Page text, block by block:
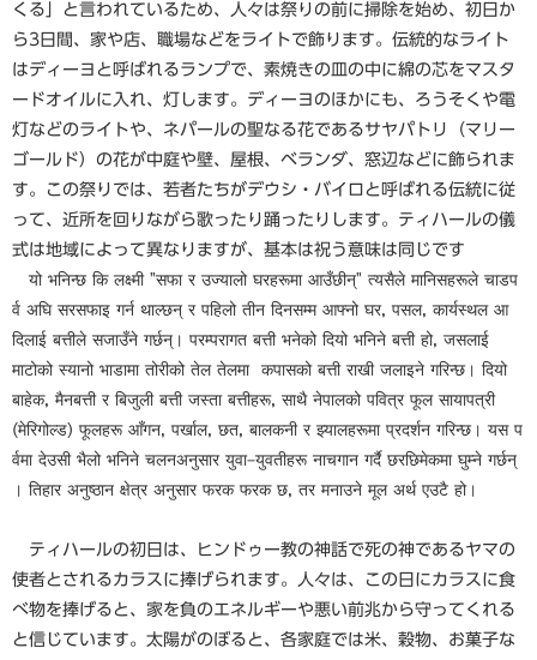
くる」と言われているため、人々は祭りの前に掃除を始め、初日か
ら3日間、家や店、職場などをライトで飾ります。伝統的なライト
はディーヨと呼ばれるランプで、素焼きの皿の中に綿の芯をマスタ
ードオイルに入れ、灯します。ディーヨのほかにも、ろうそくや電
灯などのライトや、ネパールの聖なる花であるサヤパトリ（マリー
ゴールド）の花が中庭や壁、屋根、ベランダ、窓辺などに飾られま
す。この祭りでは、若者たちがデウシ・バイロと呼ばれる伝統に従
って、近所を回りながら歌ったり踊ったりします。ティハールの儀
式は地域によって異なりますが、基本は祝う意味は同じです
यो भनिन्छ कि लक्ष्मी "सफा र उज्यालो घरहरूमा आउँछीन्" त्यसैले मानिसहरूले चाडप
र्व अघि सरसफाइ गर्न थाल्छन् र पहिलो तीन दिनसम्म आफ्नो घर, पसल, कार्यस्थल आ
दिलाई बत्तीले सजाउँने गर्छन्। परम्परागत बत्ती भनेको दियो भनिने बत्ती हो, जसलाई
माटोको स्यानो भाडामा तोरीको तेल तेलमा कपासको बत्ती राखी जलाइने गरिन्छ। दियो
बाहेक, मैनबत्ती र बिजुली बत्ती जस्ता बत्तीहरू, साथै नेपालको पवित्र फूल सायापत्री
(मेरिगोल्ड) फूलहरू आँगन, पर्खाल, छत, बालकनी र झ्यालहरूमा प्रदर्शन गरिन्छ। यस प
र्वमा देउसी भैलो भनिने चलनअनुसार युवा–युवतीहरू नाचगान गर्दै छरछिमेकमा घुम्ने गर्छन्
। तिहार अनुष्ठान क्षेत्र अनुसार फरक फरक छ, तर मनाउने मूल अर्थ एउटै हो।
ティハールの初日は、ヒンドゥー教の神話で死の神であるヤマの
使者とされるカラスに捧げられます。人々は、この日にカラスに食
べ物を捧げると、家を負のエネルギーや悪い前兆から守ってくれる
と信じています。太陽がのぼると、各家庭では米、穀物、お菓子な